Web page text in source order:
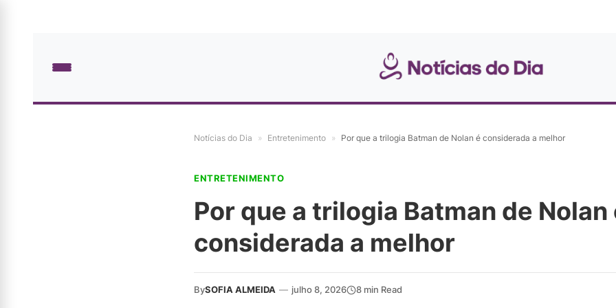
Notícias do Dia » Entretenimento » Por que a trilogia Batman de Nolan é considerada a melhor
ENTRETENIMENTO
Por que a trilogia Batman de Nolan
considerada a melhor
BySOFIA ALMEIDA — julho 8, 2026 8 min Read